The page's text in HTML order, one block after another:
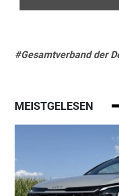
#Gesamtverband der
MEISTGELESEN